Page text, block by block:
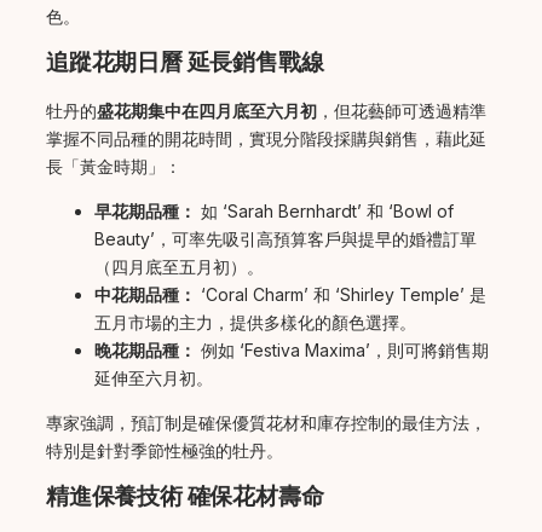
色。
追蹤花期日曆 延長銷售戰線
牡丹的盛花期集中在四月底至六月初 ，但花藝師可透過精準
掌握不同品種的開花時間，實現分階段採購與銷售，藉此延
長「黃金時期」：
早花期品種： 如 ‘Sarah Bernhardt’ 和 ‘Bowl of
Beauty’，可率先吸引高預算客戶與提早的婚禮訂單
（四月底至五月初）。
中花期品種： ‘Coral Charm’ 和 ‘Shirley Temple’ 是
五月市場的主力，提供多樣化的顏色選擇。
晚花期品種： 例如 ‘Festiva Maxima’，則可將銷售期
延伸至六月初。
專家強調，預訂制是確保優質花材和庫存控制的最佳方法，
特別是針對季節性極強的牡丹。
精進保養技術 確保花材壽命